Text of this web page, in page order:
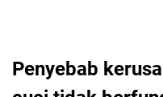
Penyebab